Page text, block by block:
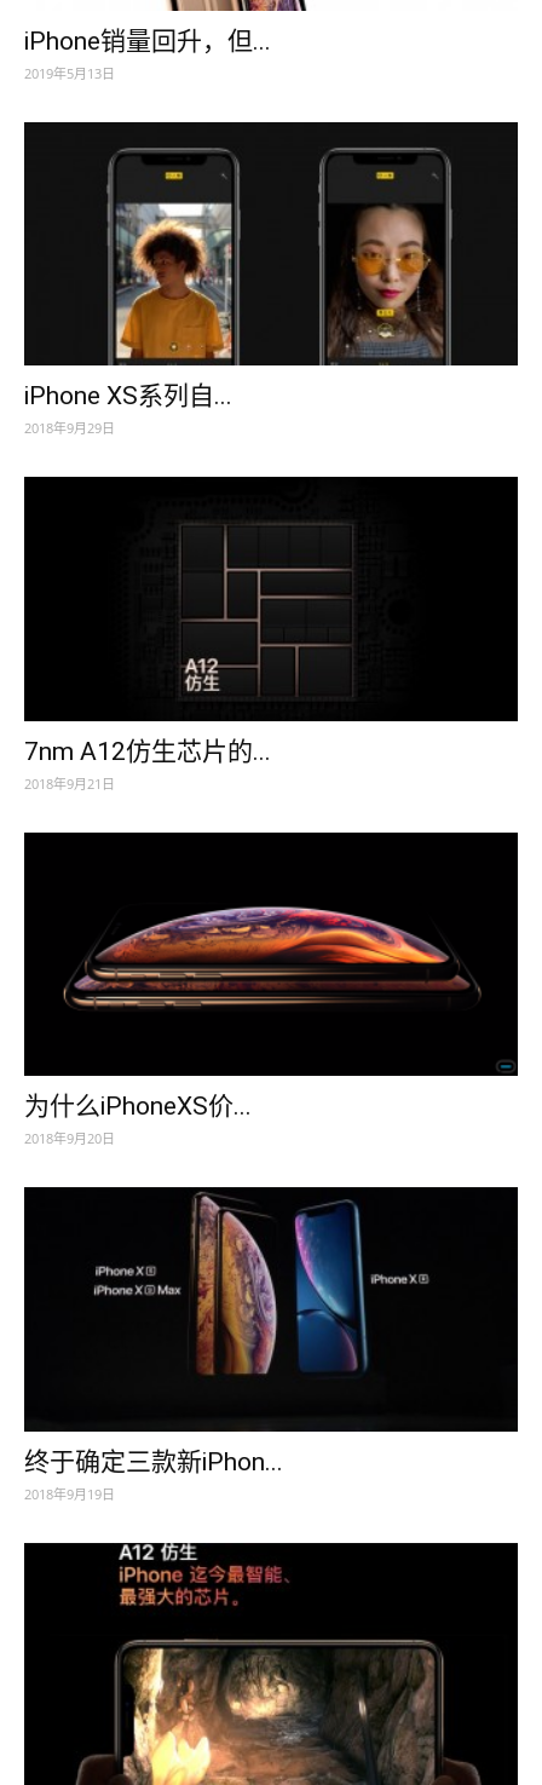
iPhone销量回升，但...
2019年5月13日
iPhone XS系列自...
2018年9月29日
7nm A12仿生芯片的...
2018年9月21日
为什么iPhoneXS价...
2018年9月20日
终于确定三款新iPhon...
2018年9月19日